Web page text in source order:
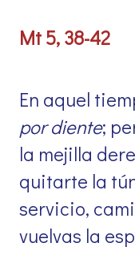
Mt 5, 38-42
En aquel
por diente;
la mejilla
quitarte la
servicio,
vuelvas la